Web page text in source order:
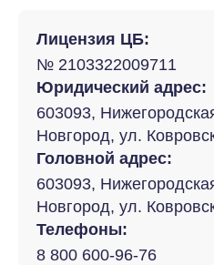
Лицензия ЦБ:
№ 2103322009711
Юридический адрес:
603093,
Новгород, ул.
Головной адрес:
603093,
Новгород, ул.
Телефоны:
8 800 600-96-76